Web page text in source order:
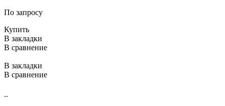
По запросу
Купить
В закладки
В сравнение
В закладки
В сравнение
..